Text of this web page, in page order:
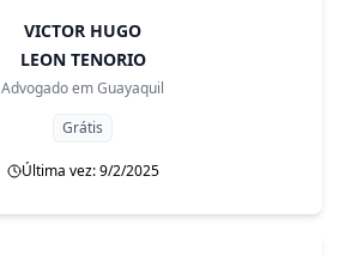
VICTOR HUGO
LEON TENORIO
Advogado emGuayaquil
Grátis
Última vez: 9/2/2025